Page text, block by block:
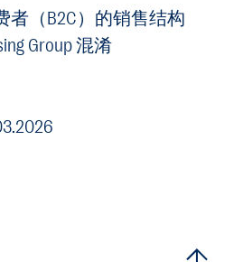
（B2C）的销售结构
Group 混淆